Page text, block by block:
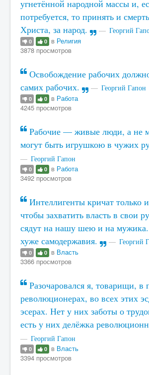
угнетённой народной массы и,
потребуется, то принять и
Христа, за народ.
Георгий
0 0 в Религия
3878 просмотров
Освобождение рабочих
самих рабочих.
Георгий Гапон
0 0 в Работа
4245 просмотров
Рабочие — живые люди, а не
могут быть игрушкою в чужих
Георгий Гапон
0 0 в Работа
3492 просмотров
Интеллигенты кричат только
чтобы захватить власть в свои
сядут на нашу шею и на мужика.
хуже самодержавия.
Георгий
0 0 в Власть
3366 просмотров
Разочаровался я, товарищи, в
революционерах, во всех этих
эсерах. Нет у них заботы о
есть у них делёжка
Георгий Гапон
0 0 в Власть
3394 просмотров